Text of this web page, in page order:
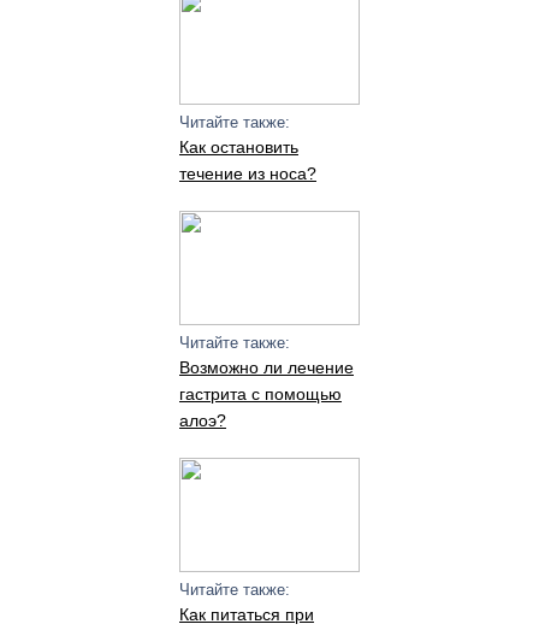
Читайте также:
Как остановить
течение из носа?
Читайте также:
Возможно ли лечение
гастрита с помощью
алоэ?
Читайте также:
Как питаться при